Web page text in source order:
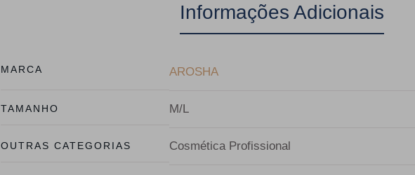
Informações Adicionais
MARCA AROSHA
TAMANHO M/L
OUTRAS CATEGORIAS Cosmética Profissional